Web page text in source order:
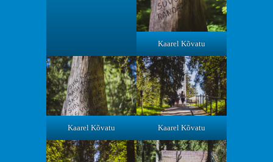
Kaarel Kõvatu
Kaarel Kõvatu Kaarel Kõvatu